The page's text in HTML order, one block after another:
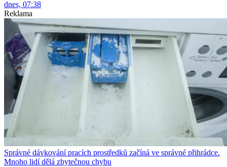
dnes, 07:38
Reklama
Správné dávkování pracích prostředků začíná ve správné přihrádce.
Mnoho lidí dělá zbytečnou chybu